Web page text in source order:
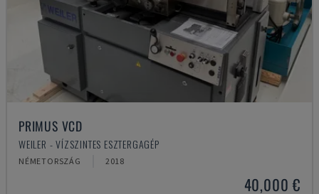
PRIMUS VCD
WEILER - VÍZSZINTES ESZTERGAGÉP
NÉMETORSZÁG 2018
40,000 €